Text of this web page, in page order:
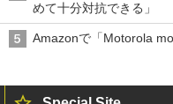
めて十分対抗できる」
Amazonで「Motorola